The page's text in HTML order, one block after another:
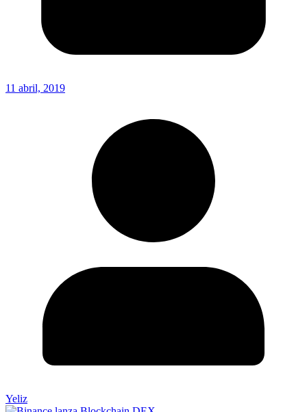
11 abril, 2019
Yeliz